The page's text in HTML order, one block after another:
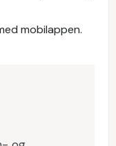
mobilappen.